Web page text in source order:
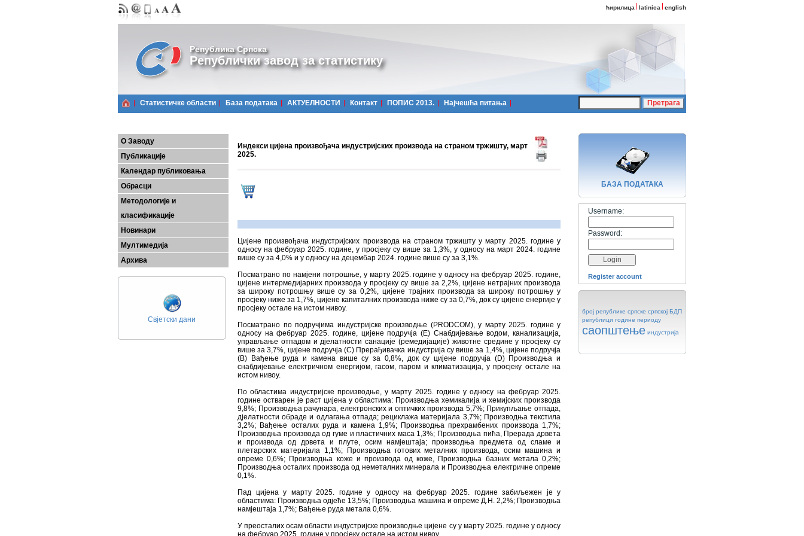
ћирилица latinica english
Република Српска
Републички завод за статистику
Статистичке области Базa података АКТУЕЛНОСТИ Контакт ПОПИС 2013. Најчешћa питања
О Заводу
Публикације
Календар публиковања
Обрасци
Методологије и
класификације
Новинари
Мултимедија
Архива
Свјетски дани
Индекси цијена произвођача индустријских производа на страном тржишту, март
2025.
Цијенe произвођачa индустријских производа на страном тржишту у марту 2025. године у
односу на фебруар 2025. године, у просјеку су више за 1,3%, у односу на март 2024. године
више су за 4,0% и у односу на децембар 2024. године више су за 3,1%.
Посматрано по намјени потрошње, у марту 2025. године у односу на фебруар 2025. године,
цијене интермедијарних производа у просјеку су више за 2,2%, цијене нетрајних производа
за широку потрошњу више су за 0,2%, цијене трајних производа за широку потрошњу у
просјеку ниже за 1,7%, цијене капиталних производа ниже су за 0,7%, док су цијене енергије у
просјеку остале на истом нивоу.
Посматрано по подручјима индустријске производње (PRODCOM), у марту 2025. године у
односу на фебруар 2025. године, цијене подручја (Е) Снабдијевање водом, канализација,
управљање отпадом и дјелатности санације (ремедијације) животне средине у просјеку су
више за 3,7%, цијене подручја (C) Прерађивачка индустрија су више за 1,4%, цијене подручја
(B) Вађење руда и камена више су за 0,8%, док су цијене подручја (D) Производња и
снабдијевање електричном енергијом, гасом, паром и климатизација, у просјеку остале на
истом нивоу.
По областима индустријске производње, у марту 2025. године у односу на фебруар 2025.
године остварен је раст цијена у областима: Производња хемикалија и хемијских производа
9,8%; Производња рачунара, електронских и оптичких производа 5,7%; Прикупљање отпада,
дјелатности обраде и одлагања отпада; рециклажа материјала 3,7%; Производња текстила
3,2%; Вађење осталих руда и камена 1,9%; Производња прехрамбених производа 1,7%;
Производња производа од гуме и пластичних маса 1,3%; Производња пића, Прерада дрвета
и производа од дрвета и плуте, осим намјештаја; производња предмета од сламе и
плетарских материјала 1,1%; Производња готових металних производа, осим машина и
опреме 0,6%; Производња коже и производа од коже, Производња базних метала 0,2%;
Производња осталих производа од неметалних минерала и Производња електричне опреме
0,1%.
Пад цијена у марту 2025. године у односу на фебруар 2025. године забиљежен је у
областима: Производња одјеће 13,5%; Производња машина и опреме Д.Н. 2,2%; Производња
намјештаја 1,7%; Вађење руда метала 0,6%.
У преосталих осам области индустријске производње цијене су у марту 2025. године у односу
на фебруар 2025. године у просјеку остале на истом нивоу.
БАЗA ПОДАТАКА
Username:
Password:
Register account
број републике српске српској БДП
републици године периоду
саопштење индустрија